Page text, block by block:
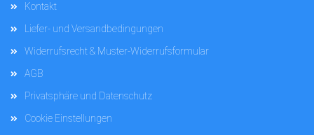
Kontakt
Liefer- und Versandbedingungen
Widerrufsrecht & Muster-Widerrufsformular
AGB
Privatsphäre und Datenschutz
Cookie Einstellungen